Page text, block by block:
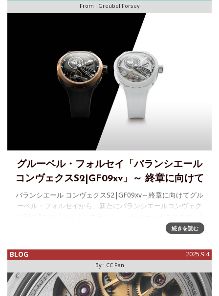
From : Greubel Forsey
グルーベル・フォルセイ「バランシエール
コンヴェクスS2|GF09xv」～ 終章に向けて
バランシエール コンヴェクスS2|GF09xv～終章に向けてグル
ーベル・フォルセイから、新たにパランシエールコンヴェク
つ目はブラックセラミックと5Nレッドゴールド、2つ目はホ
続きを読む
BLOG 2025.9.4
By : CC Fan